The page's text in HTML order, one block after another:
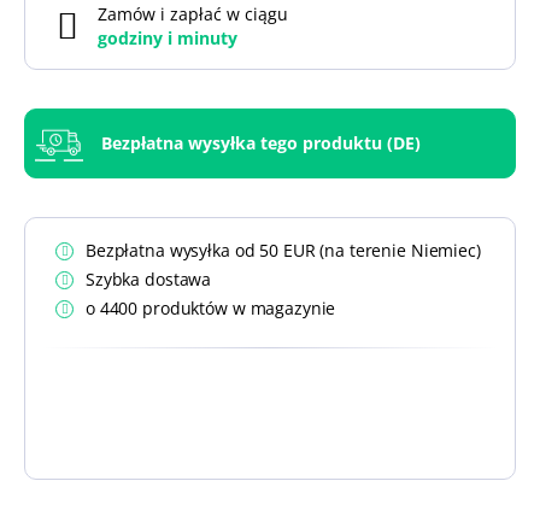
Zamów i zapłać w ciągu
godziny i minuty
Bezpłatna wysyłka tego produktu (DE)
Bezpłatna wysyłka od 50 EUR (na terenie Niemiec)
Szybka dostawa
o 4400 produktów w magazynie